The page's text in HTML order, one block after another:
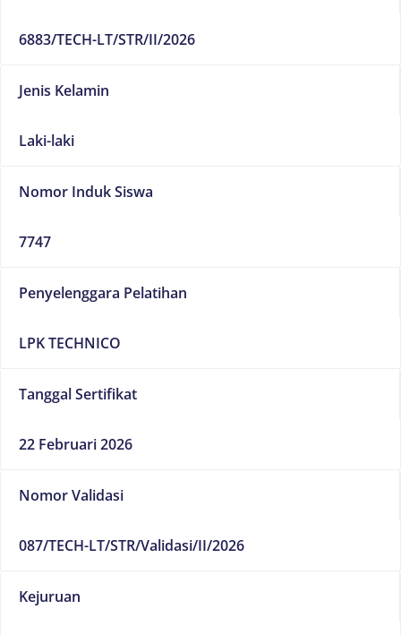
6883/TECH-LT/STR/II/2026
Jenis Kelamin
Laki-laki
Nomor Induk Siswa
7747
Penyelenggara Pelatihan
LPK TECHNICO
Tanggal Sertifikat
22 Februari 2026
Nomor Validasi
087/TECH-LT/STR/Validasi/II/2026
Kejuruan